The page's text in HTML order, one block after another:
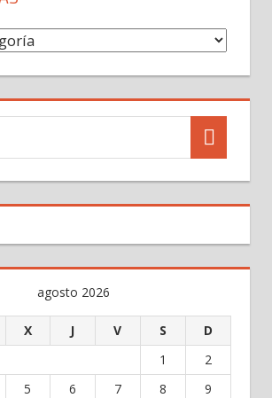
agosto 2026
X J V S D
1
2
5 6 7 8
9